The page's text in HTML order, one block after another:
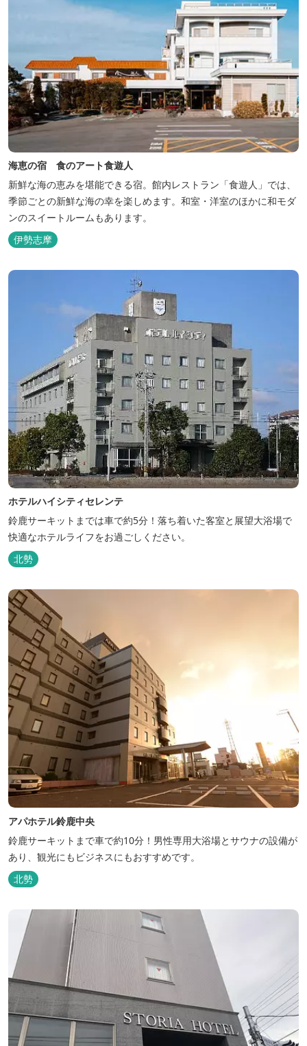
海恵の宿 食のアート食遊人
新鮮な海の恵みを堪能できる宿。館内レストラン「食遊人」では、
季節ごとの新鮮な海の幸を楽しめます。和室・洋室のほかに和モダ
ンのスイートルームもあります。
伊勢志摩
ホテルハイシティセレンテ
鈴鹿サーキットまでは車で約5分！落ち着いた客室と展望大浴場で
快適なホテルライフをお過ごしください。
北勢
アパホテル鈴鹿中央
鈴鹿サーキットまで車で約10分！男性専用大浴場とサウナの設備が
あり、観光にもビジネスにもおすすめです。
北勢